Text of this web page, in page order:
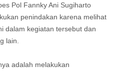
Pol Fannky Ani Sugiharto
penindakan karena melihat
dalam kegiatan tersebut dan
lain.
adalah melakukan